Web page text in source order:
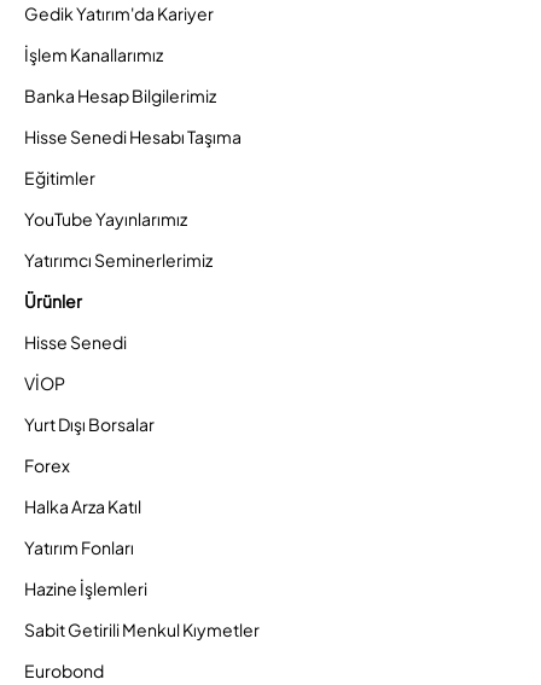
Gedik Yatırım'da Kariyer
İşlem Kanallarımız
Banka Hesap Bilgilerimiz
Hisse Senedi Hesabı Taşıma
Eğitimler
YouTube Yayınlarımız
Yatırımcı Seminerlerimiz
Ürünler
Hisse Senedi
VİOP
Yurt Dışı Borsalar
Forex
Halka Arza Katıl
Yatırım Fonları
Hazine İşlemleri
Sabit Getirili Menkul Kıymetler
Eurobond